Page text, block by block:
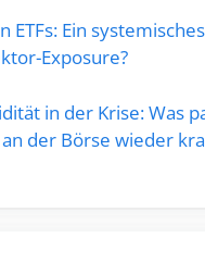
ETFs: Ein
Exposure?
in der Krise: Was
der Börse wieder